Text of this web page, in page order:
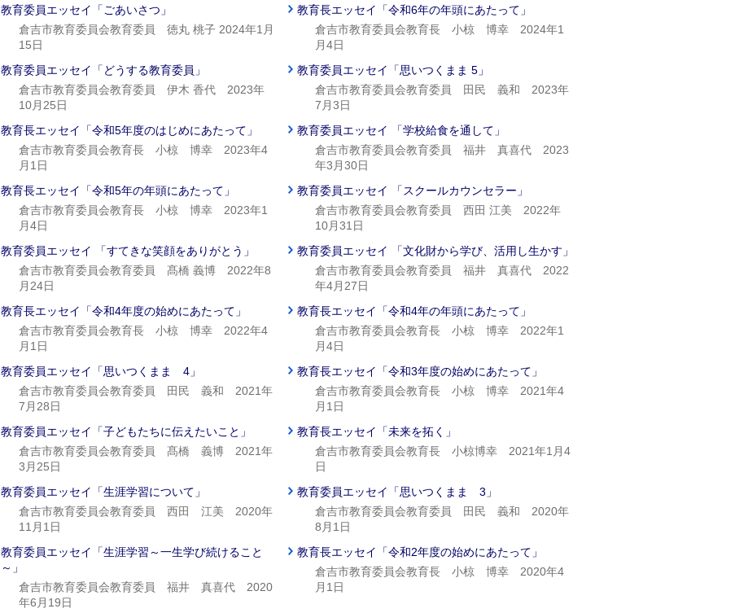
教育委員エッセイ「ごあいさつ」
倉吉市教育委員会教育委員 徳丸 桃子 2024年1月
15日
教育長エッセイ「令和6年の年頭にあたって」
倉吉市教育委員会教育長 小椋 博幸 2024年1
月4日
教育委員エッセイ「どうする教育委員」
倉吉市教育委員会教育委員 伊木 香代 2023年
10月25日
教育委員エッセイ「思いつくまま 5」
倉吉市教育委員会教育委員 田民 義和 2023年
7月3日
教育長エッセイ「令和5年度のはじめにあたって」
倉吉市教育委員会教育長 小椋 博幸 2023年4
月1日
教育委員エッセイ 「学校給食を通して」
倉吉市教育委員会教育委員 福井 真喜代 2023
年3月30日
教育長エッセイ「令和5年の年頭にあたって」
倉吉市教育委員会教育長 小椋 博幸 2023年1
月4日
教育委員エッセイ 「スクールカウンセラー」
倉吉市教育委員会教育委員 西田 江美 2022年
10月31日
教育委員エッセイ 「すてきな笑顔をありがとう」
倉吉市教育委員会教育委員 髙橋 義博 2022年8
月24日
教育委員エッセイ 「文化財から学び、活用し生かす」
倉吉市教育委員会教育委員 福井 真喜代 2022
年4月27日
教育長エッセイ「令和4年度の始めにあたって」
倉吉市教育委員会教育長 小椋 博幸 2022年4
月1日
教育長エッセイ「令和4年の年頭にあたって」
倉吉市教育委員会教育長 小椋 博幸 2022年1
月4日
教育委員エッセイ「思いつくまま 4」
倉吉市教育委員会教育委員 田民 義和 2021年
7月28日
教育長エッセイ「令和3年度の始めにあたって」
倉吉市教育委員会教育長 小椋 博幸 2021年4
月1日
教育委員エッセイ「子どもたちに伝えたいこと」
倉吉市教育委員会教育委員 髙橋 義博 2021年
3月25日
教育長エッセイ「未来を拓く」
倉吉市教育委員会教育長 小椋博幸 2021年1月4
日
教育委員エッセイ「生涯学習について」
倉吉市教育委員会教育委員 西田 江美 2020年
11月1日
教育委員エッセイ「思いつくまま 3」
倉吉市教育委員会教育委員 田民 義和 2020年
8月1日
教育委員エッセイ「生涯学習～一生学び続けること
～」
倉吉市教育委員会教育委員 福井 真喜代 2020
年6月19日
教育長エッセイ「令和2年度の始めにあたって」
倉吉市教育委員会教育長 小椋 博幸 2020年4
月1日